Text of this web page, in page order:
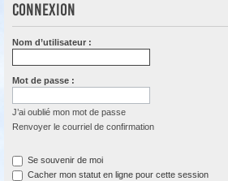
Connexion
Nom d’utilisateur :
Mot de passe :
J’ai oublié mon mot de passe
Renvoyer le courriel de confirmation
Se souvenir de moi
Cacher mon statut en ligne pour cette session